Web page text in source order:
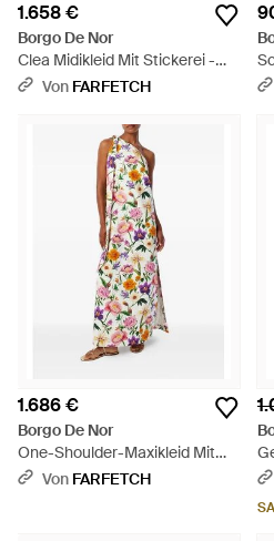
1.658 €
Borgo De Nor
Clea Midikleid Mit Stickerei -
BlauVon FARFETCH
1.686 €
Borgo De Nor
One-Shoulder-Maxikleid Mit
Blumenprint - Weiß
Von FARFETCH